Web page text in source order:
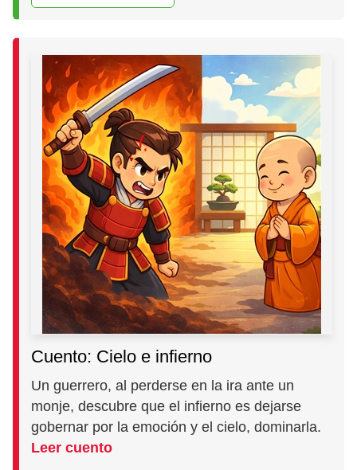
Cuento: Cielo e infierno
Un guerrero, al perderse en la ira ante un
monje, descubre que el infierno es dejarse
gobernar por la emoción y el cielo, dominarla.
Leer cuento